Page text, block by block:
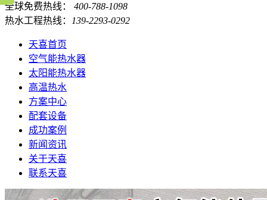
全球免费热线： 400-788-1098
热水工程热线：
139-2293-0292
天喜首页
空气能热水器
太阳能热水器
高温热水
方案中心
配套设备
成功案例
新闻资讯
关于天喜
联系天喜